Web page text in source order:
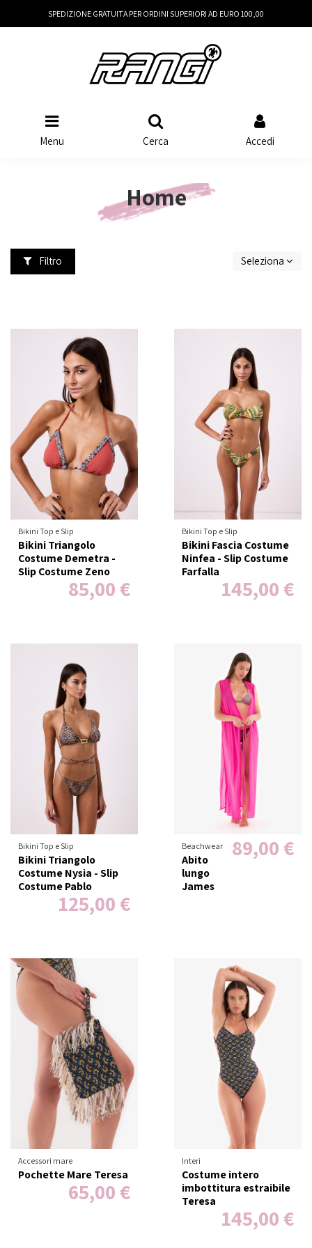
SPEDIZIONE GRATUITA PER ORDINI SUPERIORI AD EURO 100,00
Menu Cerca Accedi
Home
Filtro Seleziona
Bikini Top e Slip
Bikini Triangolo
Costume Demetra -
Slip Costume Zeno
85,00 €
Bikini Top e Slip
Bikini Fascia Costume
Ninfea - Slip Costume
Farfalla
145,00 €
Bikini Top e Slip
Bikini Triangolo
Costume Nysia - Slip
Costume Pablo
125,00 €
Beachwear
Abito
lungo
James
89,00 €
Accessori mare
Pochette Mare Teresa
65,00 €
Interi
Costume intero
imbottitura estraibile
Teresa
145,00 €